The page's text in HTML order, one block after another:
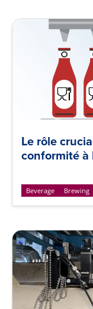
Le rôle
conformité à
Beverage Brewing